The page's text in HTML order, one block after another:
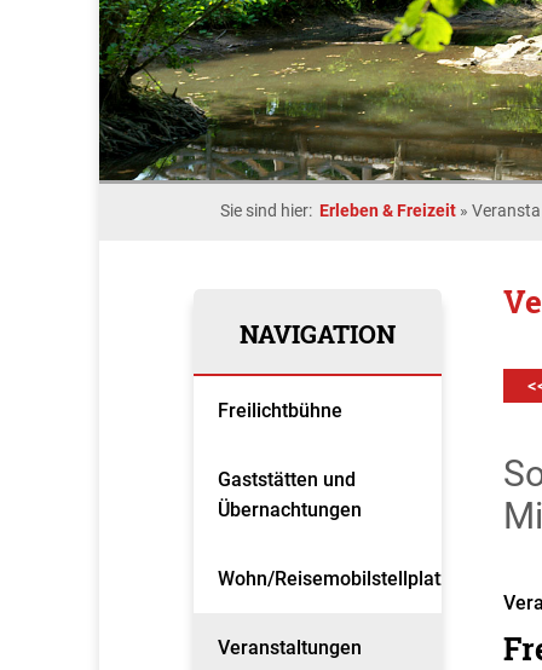
Sie sind hier: Erleben & Freizeit »
NAVIGATION
Freilichtbühne
Gaststätten und
Übernachtungen
Wohn/Reisemobilstellplatz
Veranstaltungen